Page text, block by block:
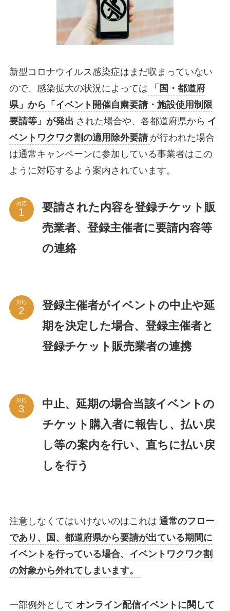
新型コロナウイルス感染症はまだ収まっていない
ので、感染拡大の状況によっては
「国・都道府
県」から「イベント開催自粛要請・施設使用制限
要請等」が発出 された場合や、各都道府県から イ
ベントワクワク割の適用除外要請 が行われた場合
は通常キャンペーンに参加している事業者はこの
ように対応するよう案内されています。
対応
要請された内容を登録チケット販
売業者、登録主催者に要請内容等
の連絡
対応
登録主催者がイベントの中止や延
期を決定した場合、登録主催者と
登録チケット販売業者の連携
対応
中止、延期の場合当該イベントの
チケット購入者に報告し、払い戻
し等の案内を行い、直ちに払い戻
しを行う
注意しなくてはいけないのはこれは 通常のフロー
であり、国、都道府県から要請が出ている期間に
イベントを行っている場合、イベントワクワク割
の対象から外れてしまいます。
一部例外として オンライン配信イベントに関して